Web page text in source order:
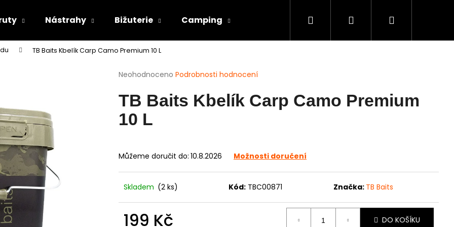
Nástrahy Bižuterie Camping Péče o úlovky BAZAR použité zboží
Hledat PřihlášeníNákupní
TB Baits Kbelík Carp Camo Premium 10 L
Průměrné
produktu
0,0
z
Neohodnoceno Podrobnosti hodnocení
TB Baits Kbelík Carp Camo Premium
10 L
Můžeme doručit do: 10.8.2026 Možnosti doručení
Skladem (2 ks) Kód: TBC00871 Značka: TB Baits
199 Kč DO KOŠÍKU
Co potřebujete najít?
HLEDAT
Doporučujeme